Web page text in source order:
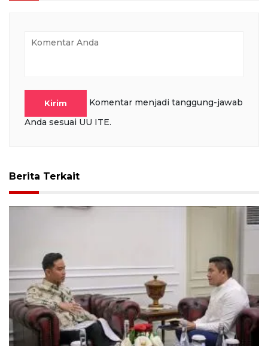
Kirim
Komentar menjadi tanggung-jawab
Anda sesuai UU ITE.
Berita Terkait